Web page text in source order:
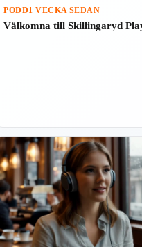
PODD1 VECKA SEDAN
Välkomna till Skillingaryd